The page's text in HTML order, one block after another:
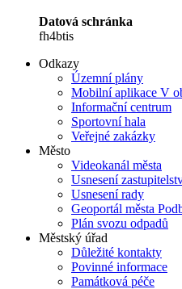
Datová schránka
fh4btis
Odkazy
Územní plány
Mobilní aplikace V
Informační centrum
Sportovní hala
Veřejné zakázky
Město
Videokanál města
Usnesení
Usnesení rady
Geoportál města
Plán svozu odpadů
Městský úřad
Důležité kontakty
Povinné informace
Památková péče